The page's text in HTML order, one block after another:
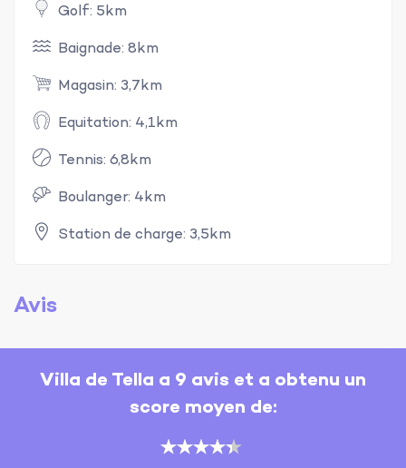
Golf: 5km
Baignade: 8km
Magasin: 3,7km
Equitation: 4,1km
Tennis: 6,8km
Boulanger: 4km
Station de charge: 3,5km
Avis
Villa de Tella a 9 avis et a obtenu un
score moyen de: